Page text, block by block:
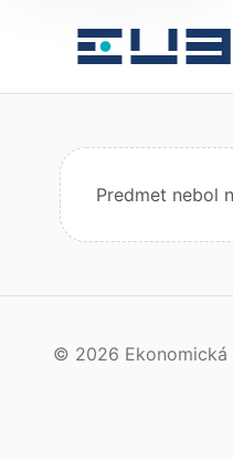
Predmet nebol
© 2026 Ekonomická